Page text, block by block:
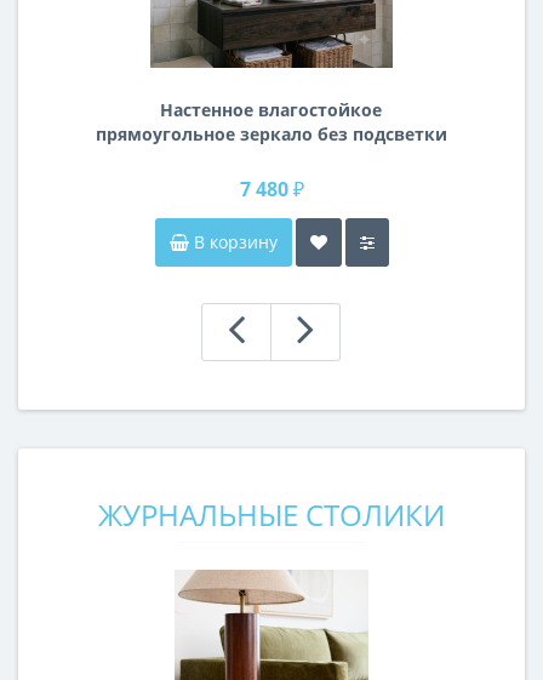
Настенное влагостойкое
прямоугольное зеркало без подсветки
7 480 ₽
В корзину
ЖУРНАЛЬНЫЕ СТОЛИКИ